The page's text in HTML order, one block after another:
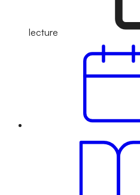
lecture